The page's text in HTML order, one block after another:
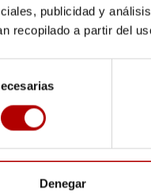
publicidad y
recopilado a partir del
Denegar
acepto el